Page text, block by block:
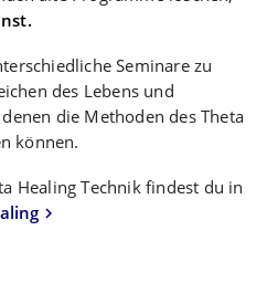
Seminare zu
des Lebens und
die Methoden des Theta
können.
Healing Technik findest du in